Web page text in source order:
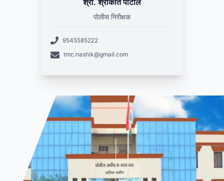
श्री. श्रीकांत पाटील
पोलीस निरीक्षक
9545585222
tmc.nashik@gmail.com